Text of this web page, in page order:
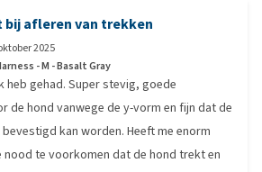
bij afleren van trekken
2025
- M - Basalt Gray
heb gehad. Super stevig, goede
de hond vanwege de y-vorm en fijn dat de
kan worden. Heeft me enorm
nood te voorkomen dat de hond trekt en